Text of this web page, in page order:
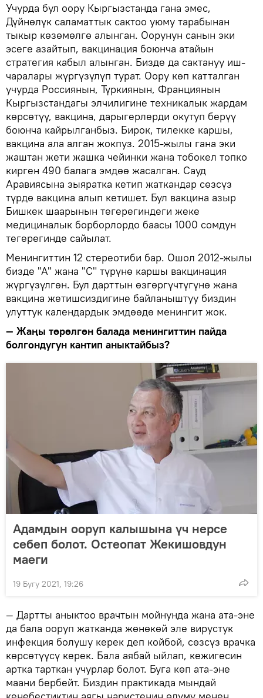
Учурда бул оору Кыргызстанда гана эмес,
Дүйнөлүк саламаттык сактоо уюму тарабынан
тыкыр көзөмөлгө алынган. Оорунун санын эки
эсеге азайтып, вакцинация боюнча атайын
стратегия кабыл алынган. Бизде да сактануу иш-
чаралары жүргүзүлүп турат. Оору көп катталган
учурда Россиянын, Түркиянын, Франциянын
Кыргызстандагы элчилигине техникалык жардам
көрсөтүү, вакцина, дарыгерлерди окутуп берүү
боюнча кайрылганбыз. Бирок, тилекке каршы,
вакцина ала алган жокпуз. 2015-жылы гана эки
жаштан жети жашка чейинки жана тобокел топко
кирген 490 балага эмдөө жасалган. Сауд
Аравиясына зыяратка кетип жаткандар сөзсүз
түрдө вакцина алып кетишет. Бул вакцина азыр
Бишкек шаарынын тегерегиндеги жеке
медициналык борборлордо баасы 1000 сомдун
тегерегинде сайылат.
Менингиттин 12 стереотиби бар. Ошол 2012-жылы
бизде "А" жана "С" түрүнө каршы вакцинация
жүргүзүлгөн. Бул дарттын өзгөргүчтүгүнө жана
вакцина жетишсиздигине байланыштуу биздин
улуттук календардык эмдөөдө менингит жок.
— Жаңы төрөлгөн балада менингиттин пайда
болгондугун кантип аныктайбыз?
Адамдын ооруп калышына үч нерсе
себеп болот. Остеопат Жекишовдун
маеги
19 Бугу 2021, 19:26
— Дартты аныктоо врачтын мойнунда жана ата-эне
да бала ооруп жатканда жөнөкөй эле вирустук
инфекция болушу керек деп койбой, сөзсүз врачка
көрсөтүүсү керек. Бала аябай ыйлап, кежигесин
артка тарткан учурлар болот. Буга көп ата-эне
маани бербейт. Биздин практикада мындай